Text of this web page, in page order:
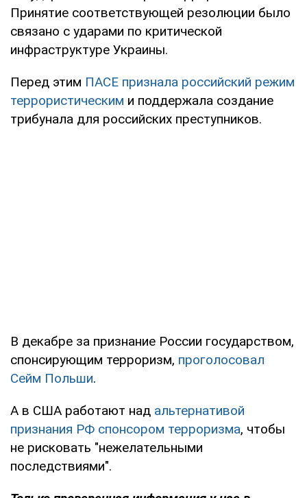
Принятие соответствующей резолюции было
связано с ударами по критической
инфраструктуре Украины.
Перед этим ПАСЕ признала российский режим
террористическим и поддержала создание
трибунала для российских преступников.
В декабре за признание России государством,
спонсирующим терроризм, проголосовал
Сейм Польши.
А в США работают над альтернативой
признания РФ спонсором терроризма, чтобы
не рисковать "нежелательными
последствиями".